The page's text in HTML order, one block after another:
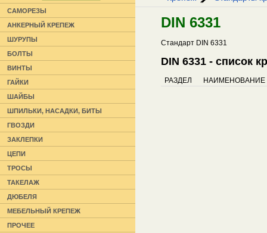
DIN 6331
Стандарт DIN 6331
DIN 6331 - список
РАЗДЕЛ НАИМЕНОВАНИЕ
САМОРЕЗЫ
АНКЕРНЫЙ КРЕПЕЖ
ШУРУПЫ
БОЛТЫ
ВИНТЫ
ГАЙКИ
ШАЙБЫ
ШПИЛЬКИ, НАСАДКИ, БИТЫ
ГВОЗДИ
ЗАКЛЕПКИ
ЦЕПИ
ТРОСЫ
ТАКЕЛАЖ
ДЮБЕЛЯ
МЕБЕЛЬНЫЙ КРЕПЕЖ
ПРОЧЕЕ